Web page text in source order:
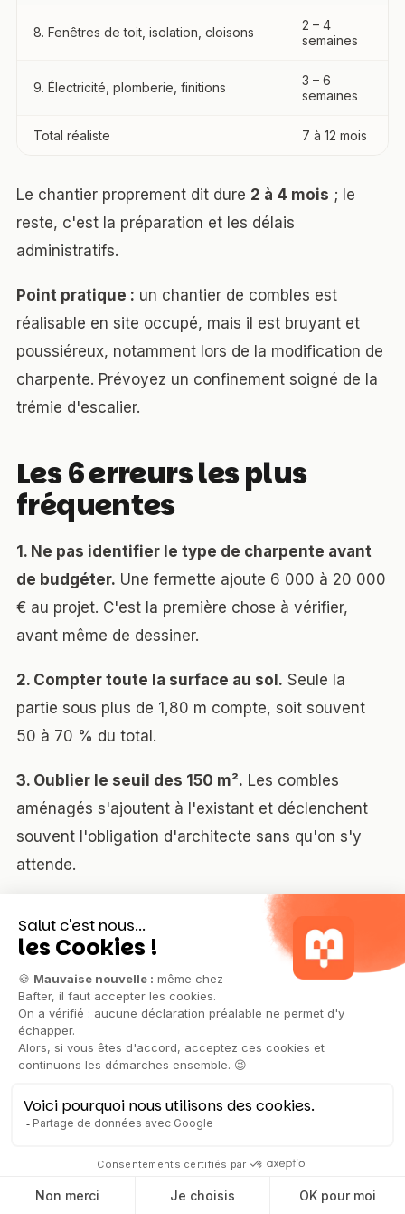
8. Fenêtres de toit, isolation, cloisons
2 – 4
semaines
9. Électricité, plomberie, finitions
3 – 6
semaines
Total réaliste 7 à 12 mois
Le chantier proprement dit dure 2 à 4 mois ; le
reste, c'est la préparation et les délais
administratifs.
Point pratique : un chantier de combles est
réalisable en site occupé, mais il est bruyant et
poussiéreux, notamment lors de la modification de
charpente. Prévoyez un confinement soigné de la
trémie d'escalier.
Les 6 erreurs les plus
fréquentes
1. Ne pas identifier le type de charpente avant
de budgéter. Une fermette ajoute 6 000 à 20 000
€ au projet. C'est la première chose à vérifier,
avant même de dessiner.
2. Compter toute la surface au sol. Seule la
partie sous plus de 1,80 m compte, soit souvent
50 à 70 % du total.
3. Oublier le seuil des 150 m². Les combles
aménagés s'ajoutent à l'existant et déclenchent
souvent l'obligation d'architecte sans qu'on s'y
attende.
4. Croire qu'aucune autorisation n'est
nécessaire. Dès qu'une fenêtre de toit est créée,
la déclaration préalable est obligatoire, quelle que
soit la surface.
5. Négliger le renforcement du plancher.
plancher de combles perdus n'est généralement
C'est un poste à 60-150 €/m² qui n'apparaît pas
6. Sous-dimensionner l'escalier.
La trémie